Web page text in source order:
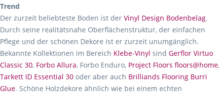
Trend
Der zurzeit beliebteste Boden ist der Vinyl Design Bodenbelag.
Durch seine realitätsnahe Oberflächenstruktur, der einfachen
Pflege und der schönen Dekore ist er zurzeit unumgänglich.
Bekannte Kollektionen im Bereich Klebe-Vinyl sind Gerflor Virtuo
Classic 30, Forbo Allura, Forbo Enduro, Project Floors floors@home,
Tarkett ID Essential 30 oder aber auch Brilliands Flooring Burri
Glue. Schöne Holzdekore ähnlich wie bei einem echten